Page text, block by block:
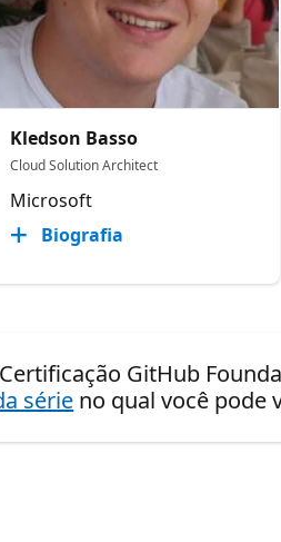
Kledson Basso
Cloud Solution Architect
Microsoft
Biografia
GitHub
série no qual você pode